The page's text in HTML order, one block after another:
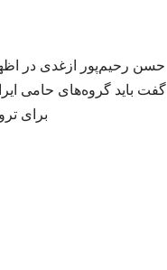
حسن رحیم‌پور ازغدی در
گفت باید گروه‌های حامی
برای